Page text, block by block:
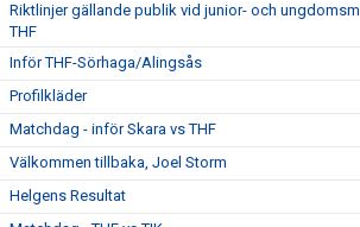
Riktlinjer gällande publik vid junior- och
THF
Inför THF-Sörhaga/Alingsås
Profilkläder
Matchdag - inför Skara vs THF
Välkommen tillbaka, Joel Storm
Helgens Resultat